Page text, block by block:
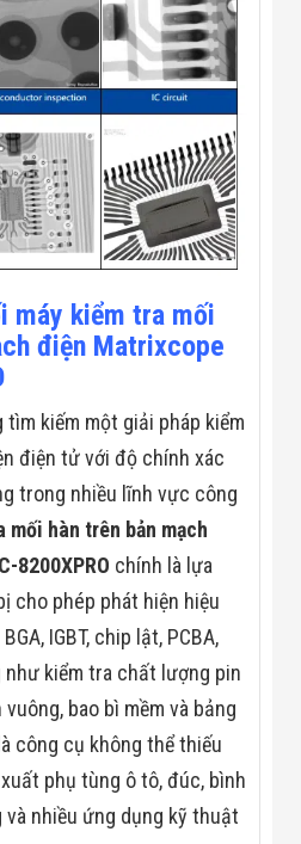
máy kiểm tra mối
điện Matrixcope
tìm kiếm một giải pháp kiểm
điện tử với độ chính xác
trong nhiều lĩnh vực công
mối hàn trên bản mạch
8200XPRO chính là lựa
cho phép phát hiện hiệu
IGBT, chip lật, PCBA,
như kiểm tra chất lượng pin
bao bì mềm và bảng
công cụ không thể thiếu
phụ tùng ô tô, đúc, bình
và nhiều ứng dụng kỹ thuật